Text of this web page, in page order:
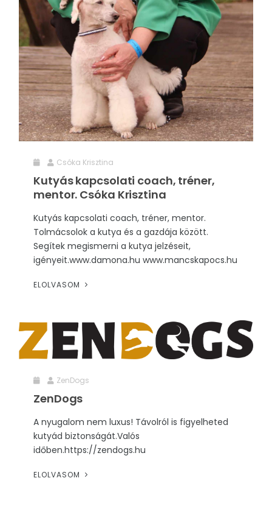
Csóka Krisztina
Kutyás kapcsolati coach, tréner,
mentor. Csóka Krisztina
Kutyás kapcsolati coach, tréner, mentor.
Tolmácsolok a kutya és a gazdája között.
Segítek megismerni a kutya jelzéseit,
igényeit.www.damona.hu www.mancskapocs.hu
ELOLVASOM
ZenDogs
ZenDogs
A nyugalom nem luxus! Távolról is figyelheted
kutyád biztonságát.Valós
időben.https://zendogs.hu
ELOLVASOM